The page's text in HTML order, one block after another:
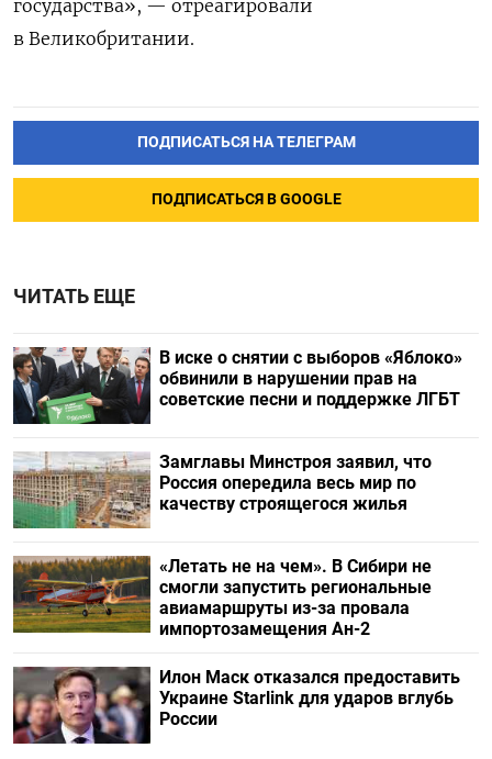
государства», — отреагировали
в Великобритании.
ПОДПИСАТЬСЯ НА ТЕЛЕГРАМ
ПОДПИСАТЬСЯ В GOOGLE
ЧИТАТЬ ЕЩЕ
В иске о снятии с выборов «Яблоко»
обвинили в нарушении прав на
советские песни и поддержке ЛГБТ
Замглавы Минстроя заявил, что
Россия опередила весь мир по
качеству строящегося жилья
«Летать не на чем». В Сибири не
смогли запустить региональные
авиамаршруты из-за провала
импортозамещения Ан-2
Илон Маск отказался предоставить
Украине Starlink для ударов вглубь
России